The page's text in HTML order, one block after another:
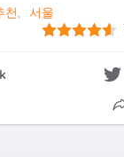
천
서울